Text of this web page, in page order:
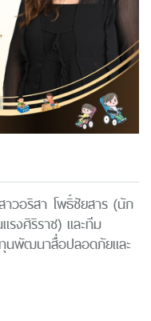
อริสา โพธิ์ชัยสาร (นัก
รงศิริราช) และทีม
นพัฒนาสื่อปลอดภัยและ